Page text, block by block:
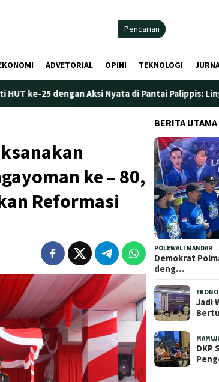
Pencarian
ADVETORIAL OPINI TEKNOLOGI
Nyata di Pantai Palippis: Lingkungan dan
ke – 80,
Reformasi
BERITA UTAMA
POLEWALI MANDAR
Demokrat
deng…
Jadi
DKP